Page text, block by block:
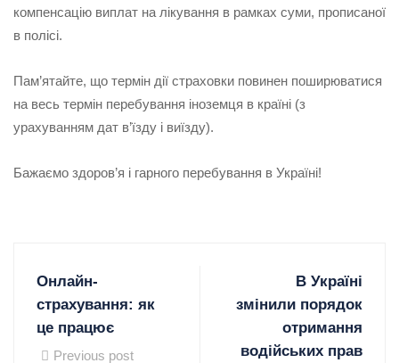
компенсацію виплат на лікування в рамках суми, прописаної
в полісі.
Пам’ятайте, що термін дії страховки повинен поширюватися
на весь термін перебування іноземця в країні (з
урахуванням дат в’їзду і виїзду).
Бажаємо здоров’я і гарного перебування в Україні!
Онлайн-
страхування: як
це працює
Previous post
В Україні
змінили порядок
отримання
водійських прав